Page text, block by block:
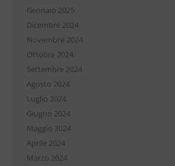
Gennaio 2025
Dicembre 2024
Novembre 2024
Ottobre 2024
Settembre 2024
Agosto 2024
Luglio 2024
Giugno 2024
Maggio 2024
Aprile 2024
Marzo 2024